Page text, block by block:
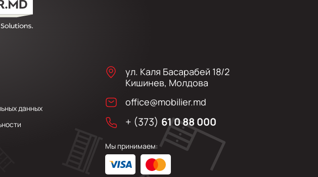
данных
ул. Каля Басарабей 18/2
Кишинев, Молдова
office@mobilier.md
+ (373) 61 0 88 000
Мы принимаем: